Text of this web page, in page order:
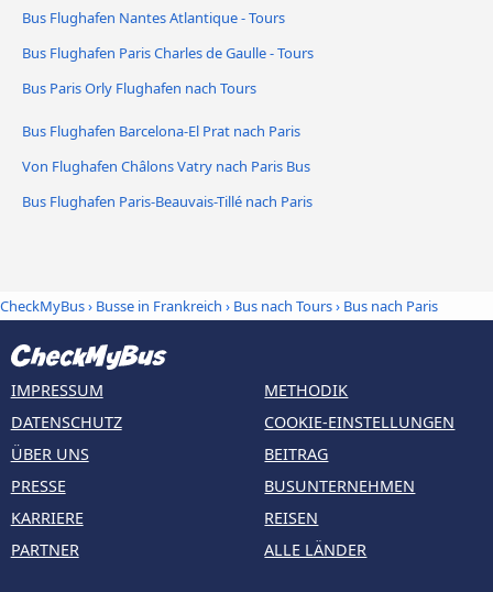
Bus Flughafen Nantes Atlantique - Tours
Bus Flughafen Paris Charles de Gaulle - Tours
Bus Paris Orly Flughafen nach Tours
Bus Flughafen Barcelona-El Prat nach Paris
Von Flughafen Châlons Vatry nach Paris Bus
Bus Flughafen Paris-Beauvais-Tillé nach Paris
CheckMyBus› Busse in Frankreich › Bus nach Tours› Bus nach Paris
IMPRESSUM
DATENSCHUTZ
ÜBER UNS
PRESSE
KARRIERE
PARTNER
METHODIK
COOKIE-EINSTELLUNGEN
BEITRAG
BUSUNTERNEHMEN
REISEN
ALLE LÄNDER